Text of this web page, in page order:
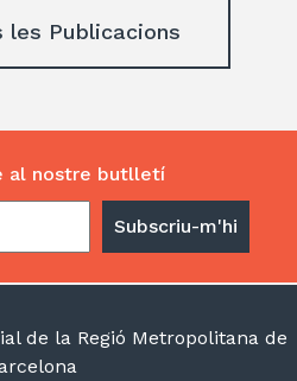
les Publicacions
al nostre butlletí
de la Regió Metropolitana de